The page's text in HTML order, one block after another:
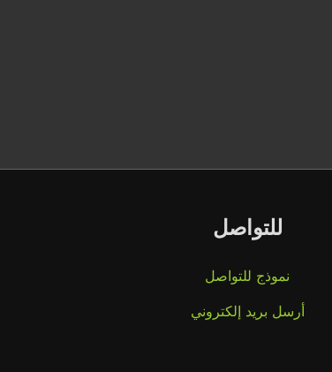
للتواصل
نموذج للتواصل
أرسل بريد إلكتروني